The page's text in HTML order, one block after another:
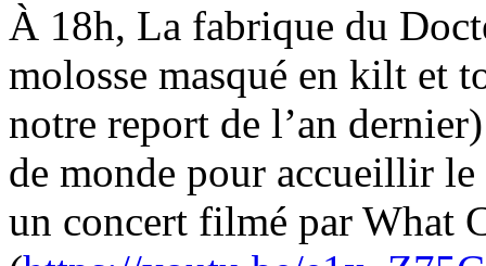
À 18h, La fabrique du
molosse masqué en kilt et
notre report de l’an
de monde pour accueillir
un concert filmé par What